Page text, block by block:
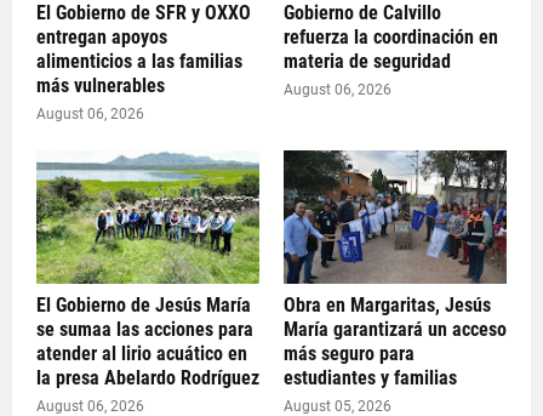
El Gobierno de SFR y OXXO
entregan apoyos
alimenticios a las familias
más vulnerables
August 06, 2026
Gobierno de Calvillo
refuerza la coordinación en
materia de seguridad
August 06, 2026
El Gobierno de Jesús María
se sumaa las acciones para
atender al lirio acuático en
la presa Abelardo Rodríguez
August 06, 2026
Obra en Margaritas, Jesús
María garantizará un acceso
más seguro para
estudiantes y familias
August 05, 2026